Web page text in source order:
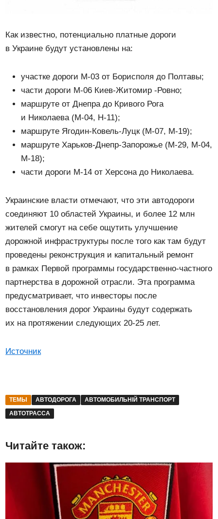
Как известно, потенциально платные дороги
в Украине будут установлены на:
участке дороги М-03 от Борисполя до Полтавы;
части дороги М-06 Киев-Житомир -Ровно;
маршруте от Днепра до Кривого Рога
и Николаева (М-04, Н-11);
маршруте Ягодин-Ковель-Луцк (М-07, М-19);
маршруте Харьков-Днепр-Запорожье (М-29, M-04,
M-18);
части дороги М-14 от Херсона до Николаева.
Украинские власти отмечают, что эти автодороги
соединяют 10 областей Украины, и более 12 млн
жителей смогут на себе ощутить улучшение
дорожной инфраструктуры после того как там будут
проведены реконструкция и капитальный ремонт
в рамках Первой программы государственно-частного
партнерства в дорожной отрасли. Эта программа
предусматривает, что инвесторы после
восстановления дорог Украины будут содержать
их на протяжении следующих 20-25 лет.
Источник
ТЕМЫ АВТОДОРОГА
АВТОМОБИЛЬНІЙ ТРАНСПОРТ
АВТОТРАССА
Читайте також: